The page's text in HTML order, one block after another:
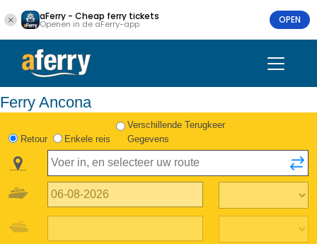
aFerry - Cheap ferry tickets
Openen in de aFerry-app OPEN
Ferry Ancona
Retour Enkele reis
Verschillende Terugkeer
Gegevens